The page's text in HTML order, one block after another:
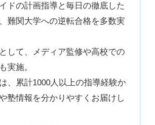
ドの計画指導と毎日の徹底した
難関大学への逆転合格を多数実
して、メディア監修や高校での
実施。
、累計1000人以上の指導経験か
塾情報を分かりやすくお届けし